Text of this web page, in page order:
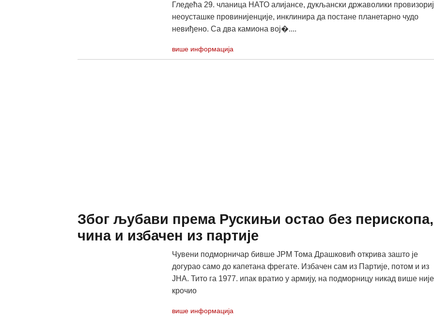
Гледећа 29. чланица НАТО алијансе, дукљански државолики
неоусташке провинијенције, инклинира да постане планетарно чудо
невиђено. Са два камиона вој�....
више информација
Због љубави према Рускињи остао без перископа,
чина и избачен из партије
Чувени подморничар бивше ЈРМ Тома Драшковић открива зашто је
догурао само до капетана фрегате. Избачен сам из Партије, потом и из
ЈНА. Тито га 1977. ипак вратио у армију, на подморницу никад више није
крочио
више информација